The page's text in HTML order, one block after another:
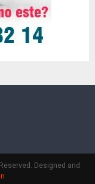
Designed and